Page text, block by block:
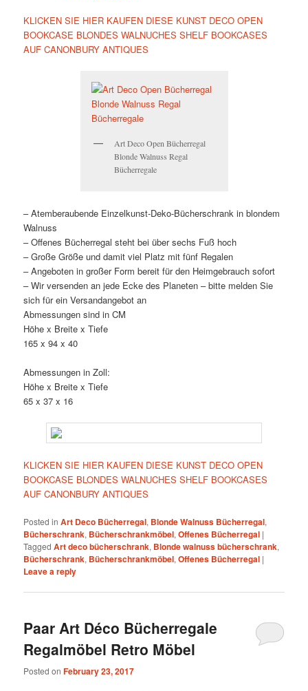
KLICKEN SIE HIER KAUFEN DIESE KUNST DECO OPEN
BOOKCASE BLONDES WALNUCHES SHELF BOOKCASES
AUF CANONBURY ANTIQUES
Art Deco Open Bücherregal
Blonde Walnuss Regal
Bücherregale
– Atemberaubende Einzelkunst-Deko-Bücherschrank in blondem
Walnuss
– Offenes Bücherregal steht bei über sechs Fuß hoch
– Große Größe und damit viel Platz mit fünf Regalen
– Angeboten in großer Form bereit für den Heimgebrauch sofort
– Wir versenden an jede Ecke des Planeten – bitte melden Sie
sich für ein Versandangebot an
Abmessungen sind in CM
Höhe x Breite x Tiefe
165 x 94 x 40
Abmessungen in Zoll:
Höhe x Breite x Tiefe
65 x 37 x 16
KLICKEN SIE HIER KAUFEN DIESE KUNST DECO OPEN
BOOKCASE BLONDES WALNUCHES SHELF BOOKCASES
AUF CANONBURY ANTIQUES
Posted in Art Deco Bücherregal, Blonde Walnuss Bücherregal,
Bücherschrank, Bücherschrankmöbel,Offenes Bücherregal |
Tagged Art deco bücherschrank, Blonde walnuss bücherschrank,
Bücherschrank, Bücherschrankmöbel,Offenes Bücherregal |
Leave a reply
Paar Art Déco Bücherregale
Regalmöbel Retro Möbel
Posted onFebruary 23, 2017